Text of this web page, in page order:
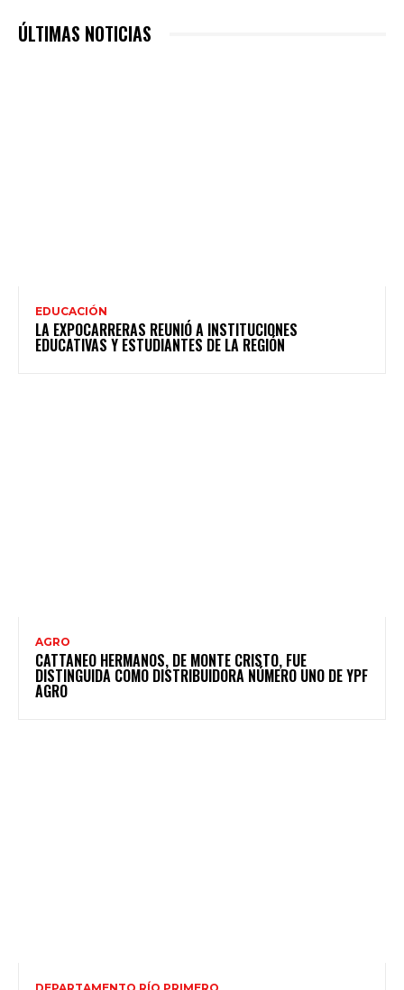
ÚLTIMAS NOTICIAS
EDUCACIÓN
LA EXPOCARRERAS REUNIÓ A INSTITUCIONES
EDUCATIVAS Y ESTUDIANTES DE LA REGIÓN
AGRO
CATTANEO HERMANOS, DE MONTE CRISTO, FUE
DISTINGUIDA COMO DISTRIBUIDORA NÚMERO UNO DE YPF
AGRO